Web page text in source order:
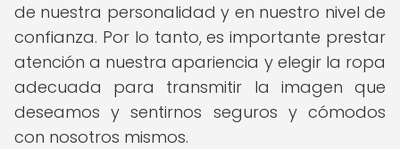
de nuestra personalidad y en nuestro nivel de
confianza. Por lo tanto, es importante prestar
atención a nuestra apariencia y elegir la ropa
adecuada para transmitir la imagen que
deseamos y sentirnos seguros y cómodos
con nosotros mismos.